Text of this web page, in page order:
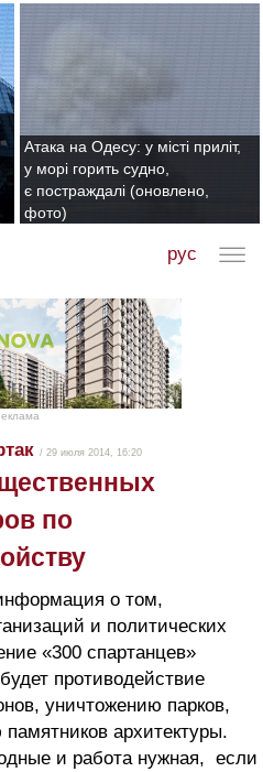
Атака на Одесу: у місті приліт,
у морі горить судно,
є постраждалі (оновлено,
фото)
рус
/ 29 июля 2014, 16:20
по
о том,
и политических
«300 спартанцев»
противодействие
уничтожению парков,
архитектуры.
и работа нужная, если